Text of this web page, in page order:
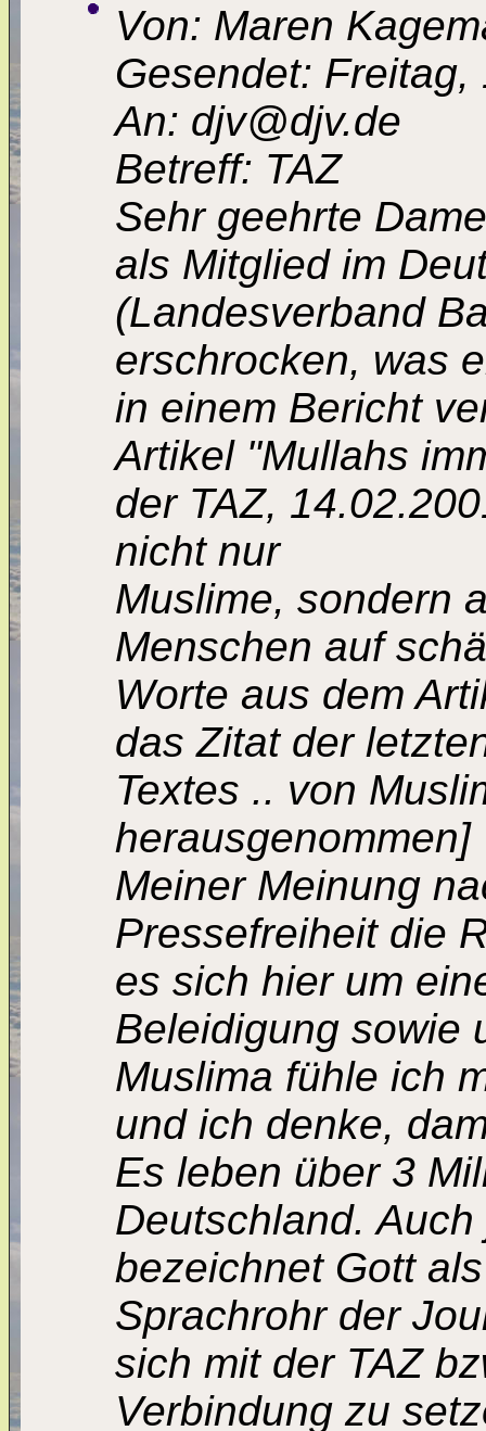
Von: Maren
Gesendet:
An: djv@djv.de
Betreff: TAZ
Sehr geehrte
als Mitglied im
(Landesverband
erschrocken, was
in einem Bericht
Artikel "Mullahs
der TAZ,
nicht nur
Muslime, sondern
Menschen auf
Worte aus dem
das Zitat der
Textes .. von
herausgenommen]
Meiner Meinung
Pressefreiheit die
es sich hier um
Beleidigung sowie
Muslima fühle ich
und ich denke,
Es leben über 3
Deutschland.
bezeichnet Gott
Sprachrohr der
sich mit der TAZ
Verbindung zu